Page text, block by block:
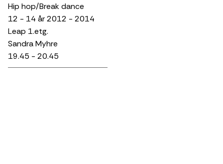
Hip hop/Break dance
12 - 14 år 2012 - 2014
Leap 1.etg.
Sandra Myhre
19.45 - 20.45